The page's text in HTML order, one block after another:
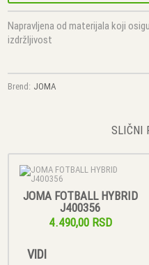
Napravljena od materijala koji
izdržljivost
Brend: JOMA
SLIČNI
JOMA FOTBALL HYBRID
J400356
4.490,00 RSD
VIDI